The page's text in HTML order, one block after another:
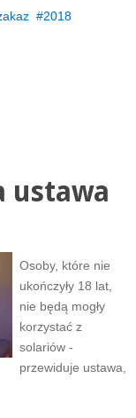
2018
ustawa
Osoby, które nie
ukończyły 18 lat,
nie będą mogły
korzystać z
solariów -
przewiduje ustawa,